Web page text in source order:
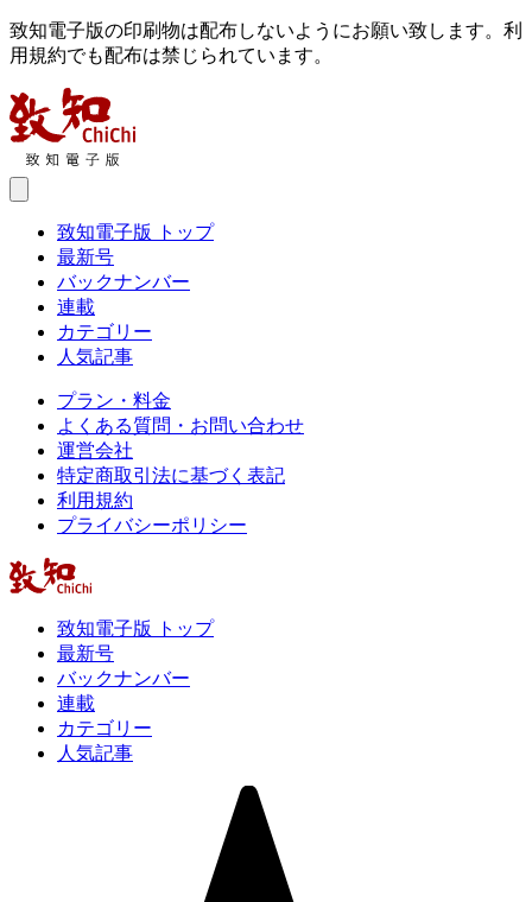
致知電子版の印刷物は配布しないようにお願い致します。利
用規約でも配布は禁じられています。
致知電子版 トップ
最新号
バックナンバー
連載
カテゴリー
人気記事
プラン・料金
よくある質問・お問い合わせ
運営会社
特定商取引法に基づく表記
利用規約
プライバシーポリシー
致知電子版 トップ
最新号
バックナンバー
連載
カテゴリー
人気記事